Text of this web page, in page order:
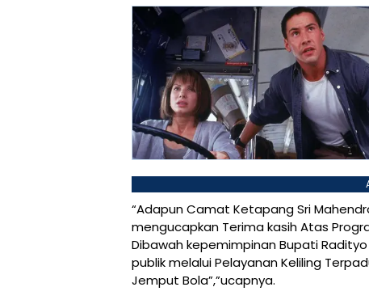
“Adapun Camat Ketapang Sri
mengucapkan Terima kasih Atas
Dibawah kepemimpinan Bupati
publik melalui Pelayanan Keliling
Jemput Bola”,”ucapnya.